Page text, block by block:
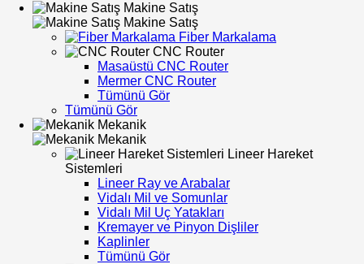
Makine Satış
Makine Satış
Fiber Markalama
CNC Router
Masaüstü CNC Router
Mermer CNC Router
Tümünü Gör
Tümünü Gör
Mekanik
Mekanik
Lineer Hareket
Sistemleri
Lineer Ray ve Arabalar
Vidalı Mil ve Somunlar
Vidalı Mil Uç Yatakları
Kremayer ve Pinyon Dişliler
Kaplinler
Tümünü Gör